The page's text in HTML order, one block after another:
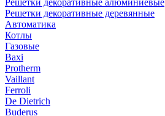
Решетки декоративные алюминиевые
Решетки декоративные деревянные
Автоматика
Котлы
Газовые
Baxi
Protherm
Vaillant
Ferroli
De Dietrich
Buderus